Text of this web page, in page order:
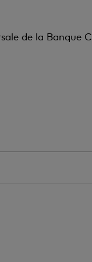
de la Banque